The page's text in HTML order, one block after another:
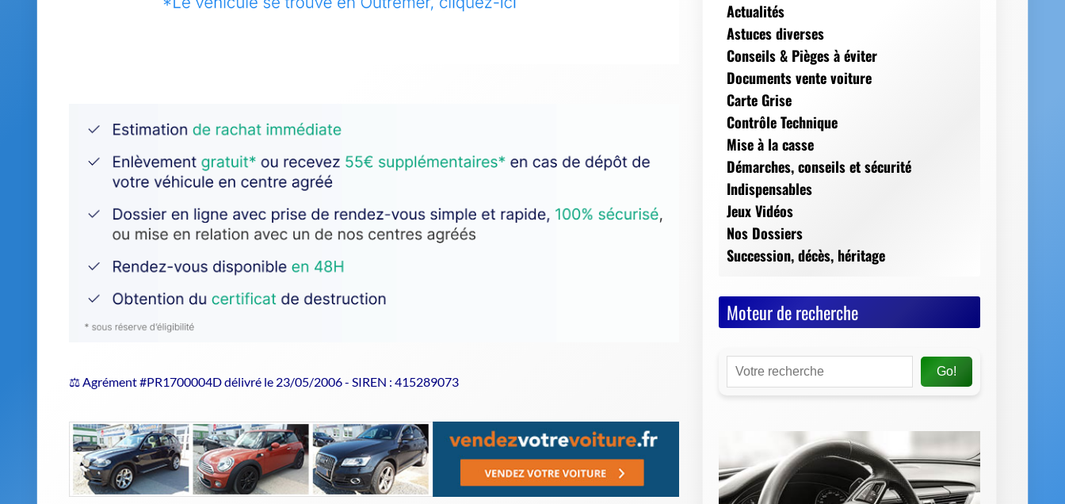
⚖️ Agrément #PR1700004D délivré le 23/05/2006 - SIREN : 415289073
Actualités
Astuces diverses
Conseils & Pièges à éviter
Documents vente voiture
Carte Grise
Contrôle Technique
Mise à la casse
Démarches, conseils et sécurité
Indispensables
Jeux Vidéos
Nos Dossiers
Succession, décès, héritage
Moteur de recherche
Go!